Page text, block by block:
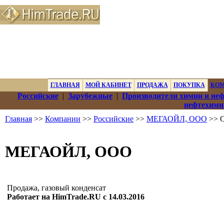
ГЛАВНАЯ МОЙ КАБИНЕТ ПРОДАЖА ПОКУПКА
Российские| Зарубежные| Производители химии и
Главная >> Компании >> Российские >> МЕГАОЙЛ, ООО >>
МЕГАОЙЛ, ООО
Продажа, газовый конденсат
Работает на HimTrade.RU с 14.03.2016